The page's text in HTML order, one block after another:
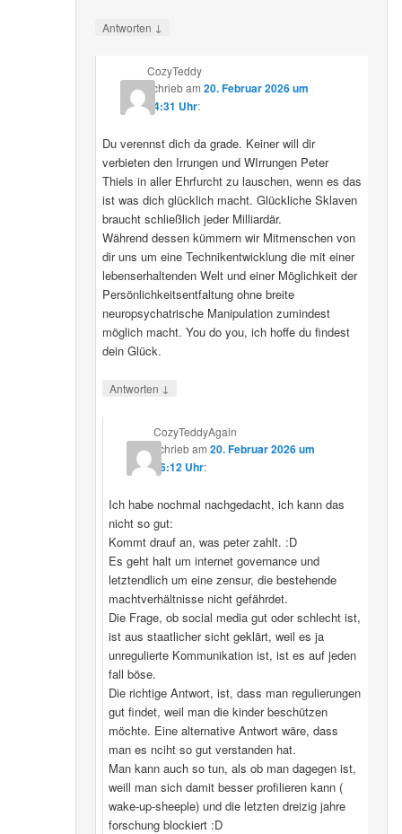
Antworten ↓
CozyTeddy
schriebam 20. Februar 2026 um
14:31 Uhr:
Du verennst dich da grade. Keiner will dir
verbieten den Irrungen und WIrrungen Peter
Thiels in aller Ehrfurcht zu lauschen, wenn es das
ist was dich glücklich macht. Glückliche Sklaven
braucht schließlich jeder Milliardär.
Während dessen kümmern wir Mitmenschen von
dir uns um eine Technikentwicklung die mit einer
lebenserhaltenden Welt und einer Möglichkeit der
Persönlichkeitsentfaltung ohne breite
neuropsychatrische Manipulation zumindest
möglich macht. You do you, ich hoffe du findest
dein Glück.
Antworten ↓
CozyTeddyAgain
schriebam20. Februar 2026 um
16:12 Uhr:
Ich habe nochmal nachgedacht, ich kann das
nicht so gut:
Kommt drauf an, was peter zahlt. :D
Es geht halt um internet governance und
letztendlich um eine zensur, die bestehende
machtverhältnisse nicht gefährdet.
Die Frage, ob social media gut oder schlecht ist,
ist aus staatlicher sicht geklärt, weil es ja
unregulierte Kommunikation ist, ist es auf jeden
fall böse.
Die richtige Antwort, ist, dass man regulierungen
gut findet, weil man die kinder beschützen
möchte. Eine alternative Antwort wäre, dass
man es nciht so gut verstanden hat.
Man kann auch so tun, als ob man dagegen ist,
weill man sich damit besser profilieren kann (
wake-up-sheeple) und die letzten dreizig jahre
forschung blockiert :D